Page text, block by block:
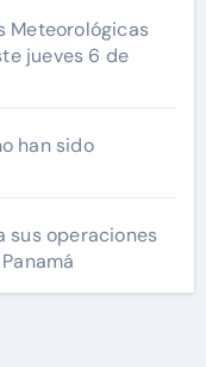
Meteorológicas
jueves 6 de
han sido
sus operaciones